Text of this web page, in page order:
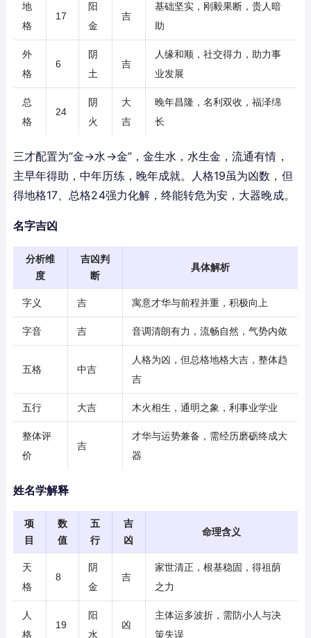
地
格
17
阳
金
吉
基础坚实，刚毅果断，贵人暗
助
外
格
6
阴
土
吉
人缘和顺，社交得力，助力事
业发展
总
格
24
阴
火
大
吉
晚年昌隆，名利双收，福泽绵
长
三才配置为“金→水→金”，金生水，水生金，流通有情，
主早年得助，中年历练，晚年成就。人格19虽为凶数，但
得地格17、总格24强力化解，终能转危为安，大器晚成。
名字吉凶
分析维
度
吉凶判
断
具体解析
字义 吉 寓意才华与前程并重，积极向上
字音 吉 音调清朗有力，流畅自然，气势内敛
五格 中吉
人格为凶，但总格地格大吉，整体趋
吉
五行 大吉 木火相生，通明之象，利事业学业
整体评
价
吉
才华与运势兼备，需经历磨砺终成大
器
姓名学解释
项
目
数
值
五
行
吉
凶
命理含义
天
格
8
阴
金
吉
家世清正，根基稳固，得祖荫
之力
人
格
19
阳
水
凶
主体运多波折，需防小人与决
策失误